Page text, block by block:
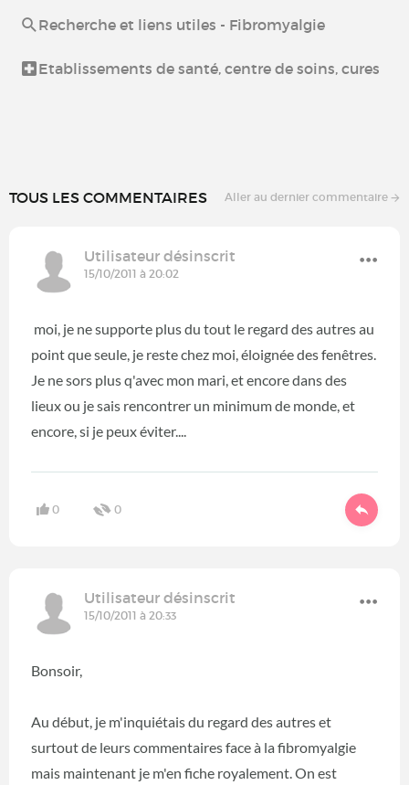
Recherche et liens utiles - Fibromyalgie
Etablissements de santé, centre de soins, cures
TOUS LES COMMENTAIRES Aller au dernier commentaire
Utilisateur désinscrit
15/10/2011 à 20:02
moi, je ne supporte plus du tout le regard des autres au
point que seule, je reste chez moi, éloignée des fenêtres.
Je ne sors plus q'avec mon mari, et encore dans des
lieux ou je sais rencontrer un minimum de monde, et
encore, si je peux éviter....
0 0
Utilisateur désinscrit
15/10/2011 à 20:33
Bonsoir,
Au début, je m'inquiétais du regard des autres et
surtout de leurs commentaires face à la fibromyalgie
mais maintenant je m'en fiche royalement. On est